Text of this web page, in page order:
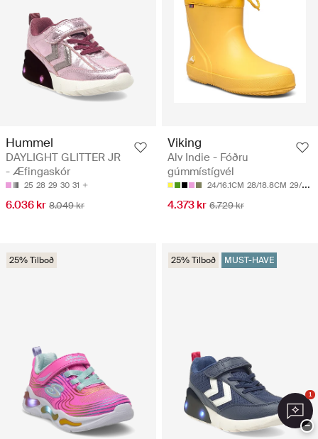
Hummel
DAYLIGHT GLITTER JR
- Æfingaskór
25 28 29 30 31
6.036 kr 8.049 kr
Viking
Alv Indie - Fóðru
gúmmístígvél
24/16.1CM 28/18.8CM 29/19.4CM
4.373 kr 6.729 kr
25% Tilboð 25% Tilboð MUST-HAVE
1
−